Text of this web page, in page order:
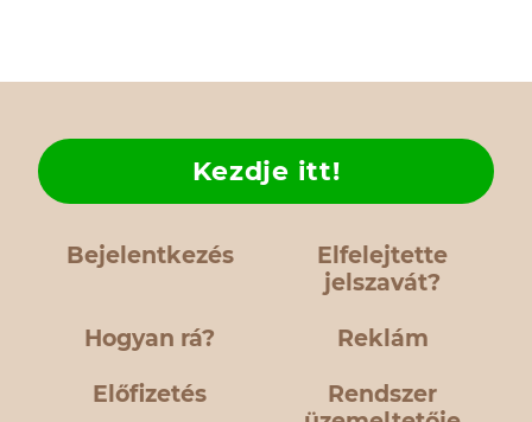
Bejelentkezés
Elfelejtette
jelszavát?
Hogyan rá?
Kezdje itt!
Reklám
Előfizetés
Rendszer